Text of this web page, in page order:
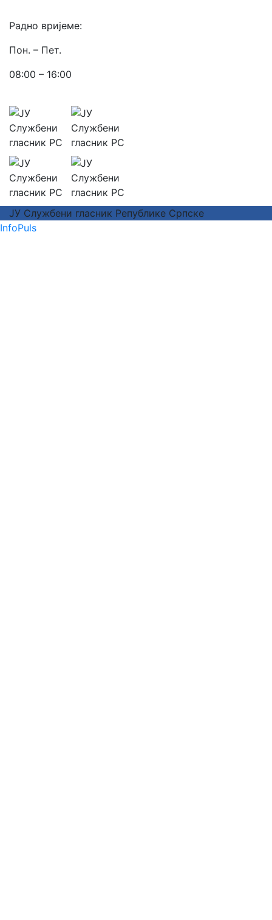
Радно вријеме:
Пон. – Пет.
08:00 – 16:00
ЈУ Службени гласник Републике Српске
InfoPuls